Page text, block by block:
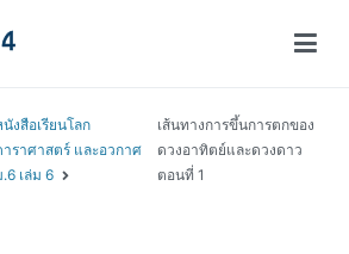
งสือเรียนโลก
ราศาสตร์ และอวกาศ
เล่ม 6
เส้นทางการขึ้นการตกของ
ดวงอาทิตย์และดวงดาว
ตอนที่ 1